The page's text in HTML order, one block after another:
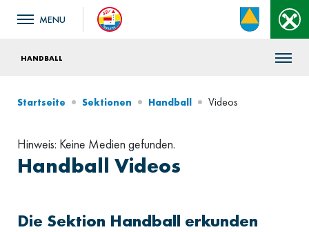
HANDBALL
Startseite Sektionen Handball Videos
Hinweis: Keine Medien gefunden.
Handball Videos
Die Sektion Handball erkunden